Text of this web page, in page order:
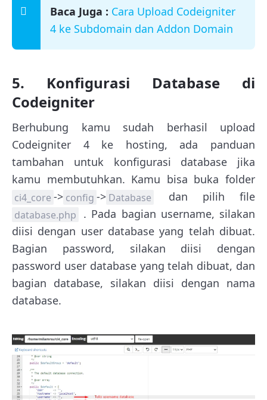
Baca Juga : Cara Upload Codeigniter
4 ke Subdomain dan Addon Domain
5. Konfigurasi Database di
Codeigniter
Berhubung kamu sudah berhasil upload
Codeigniter 4 ke hosting, ada panduan
tambahan untuk konfigurasi database jika
kamu membutuhkan. Kamu bisa buka folder
ci4_core -> config -> Database dan pilih file
database.php
. Pada bagian username, silakan
diisi dengan user database yang telah dibuat.
Bagian password, silakan diisi dengan
password user database yang telah dibuat, dan
bagian database, silakan diisi dengan nama
database.